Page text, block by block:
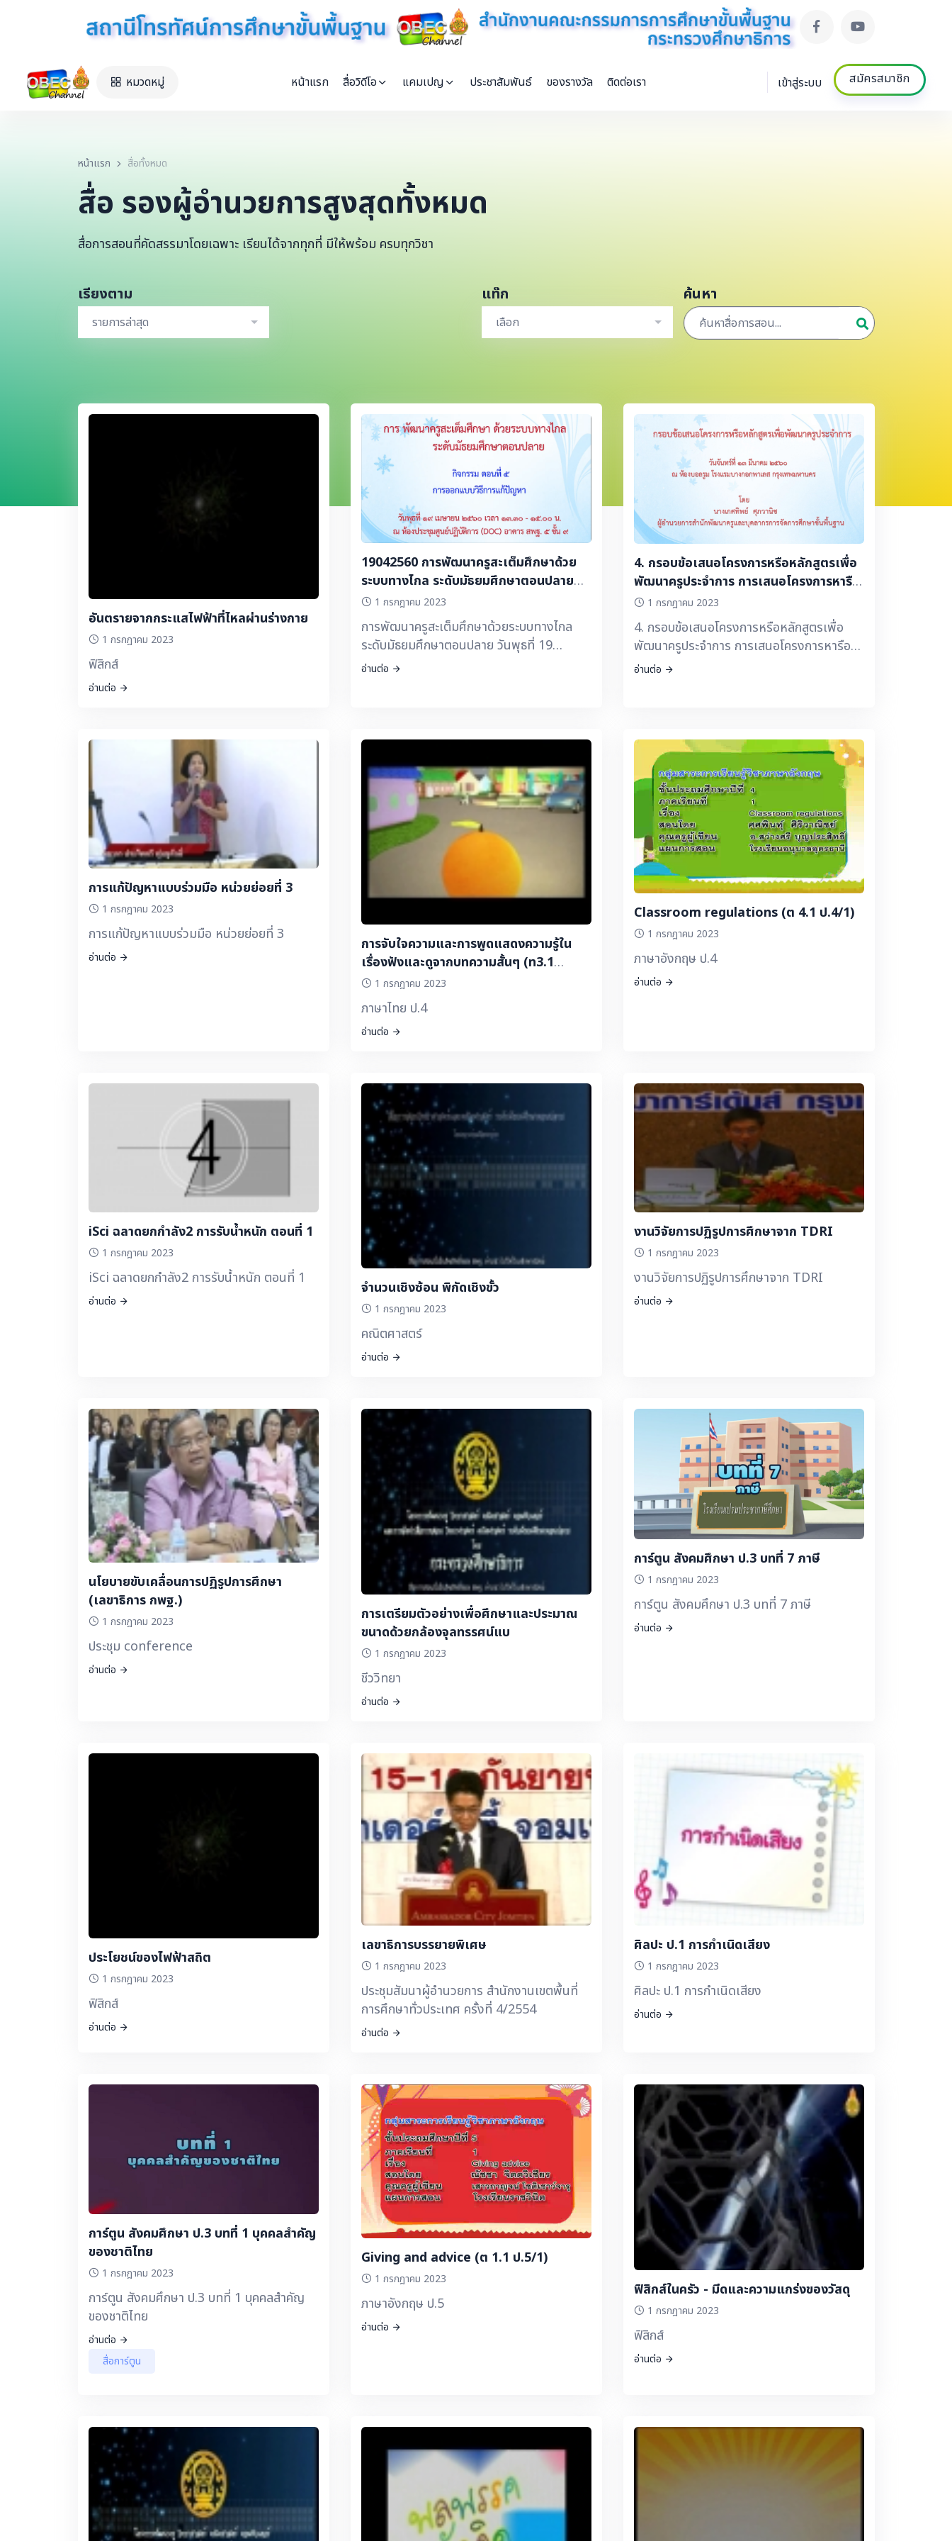
หมวดหมู่ หน้าแรก สื่อวิดีโอ แคมเปญ ประชาสัมพันธ์ ของรางวัล ติดต่อเรา เข้าสู่ระบบ สมัครสมาชิก
หน้าแรก สื่อทั้งหมด
สื่อ รองผู้อำนวยการสูงสุดทั้งหมด
สื่อการสอนที่คัดสรรมาโดยเฉพาะ เรียนได้จากทุกที่ มีให้พร้อม ครบทุกวิชา
เรียงตาม
รายการล่าสุด
แท๊ก
เลือก
ค้นหา
อันตรายจากกระแสไฟฟ้าที่ไหลผ่านร่างกาย
1 กรกฎาคม 2023
ฟิสิกส์
อ่านต่อ
19042560 การพัฒนาครูสะเต็มศึกษาด้วย
ระบบทางไกล ระดับมัธยมศึกษาตอนปลาย
ภาคบ่าย
1 กรกฎาคม 2023
การพัฒนาครูสะเต็มศึกษาด้วยระบบทางไกล
ระดับมัธยมศึกษาตอนปลาย วันพุธที่ 19
เมษายน 2560 09.30 - 10.30 น. ตอนที่ 1 สะ
ตอนที่ 4 การรวบรวมข้อมูลและแนวคิดที่
การออกแบบวิธีการแก้ปัญหา
อ่านต่อ
4. กรอบข้อเสนอโครงการหรือหลักสูตรเพื่อ
พัฒนาครูประจำการ การเสนอโครงการหารือ
หลักสูตรการอบรมเพื่อพัฒนาครูประจำการ
โดย ผอ. สพค
1 กรกฎาคม 2023
4. กรอบข้อเสนอโครงการหรือหลักสูตรเพื่อ
พัฒนาครูประจำการ การเสนอโครงการหารือ
หลักสูตรการอบรมเพื่อพัฒนาครูประจำการ
อ่านต่อ
การแก้ปัญหาแบบร่วมมือ หน่วยย่อยที่ 3
1 กรกฎาคม 2023
การแก้ปัญหาแบบร่วมมือ หน่วยย่อยที่ 3
อ่านต่อ
การจับใจความและการพูดแสดงความรู้ใน
เรื่องฟังและดูจากบทความสั้นๆ (ท3.1
ป.4/2,3,4)
1 กรกฎาคม 2023
ภาษาไทย ป.4
อ่านต่อ
Classroom regulations (ต 4.1 ป.4/1)
1 กรกฎาคม 2023
ภาษาอังกฤษ ป.4
อ่านต่อ
iSci ฉลาดยกกำลัง2 การรับน้ำหนัก ตอนที่ 1
1 กรกฎาคม 2023
iSci ฉลาดยกกำลัง2 การรับน้ำหนัก ตอนที่ 1
อ่านต่อ
จำนวนเชิงซ้อน พิกัดเชิงขั้ว
1 กรกฎาคม 2023
คณิตศาสตร์
อ่านต่อ
งานวิจัยการปฏิรูปการศึกษาจาก TDRI
1 กรกฎาคม 2023
งานวิจัยการปฏิรูปการศึกษาจาก TDRI
อ่านต่อ
นโยบายขับเคลื่อนการปฏิรูปการศึกษา
(เลขาธิการ กพฐ.)
1 กรกฎาคม 2023
ประชุม conference
อ่านต่อ
การเตรียมตัวอย่างเพื่อศึกษาและประมาณ
ขนาดด้วยกล้องจุลทรรศน์แบ
1 กรกฎาคม 2023
ชีววิทยา
อ่านต่อ
การ์ตูน สังคมศึกษา ป.3 บทที่ 7 ภาษี
1 กรกฎาคม 2023
การ์ตูน สังคมศึกษา ป.3 บทที่ 7 ภาษี
อ่านต่อ
ประโยชน์ของไฟฟ้าสถิต
1 กรกฎาคม 2023
ฟิสิกส์
อ่านต่อ
เลขาธิการบรรยายพิเศษ
1 กรกฎาคม 2023
ประชุมสัมนาผู้อำนวยการ สำนักงานเขตพื้นที่
การศึกษาทั่วประเทศ ครั้งที่ 4/2554
อ่านต่อ
ศิลปะ ป.1 การกำเนิดเสียง
1 กรกฎาคม 2023
ศิลปะ ป.1 การกำเนิดเสียง
อ่านต่อ
การ์ตูน สังคมศึกษา ป.3 บทที่ 1 บุคคลสำคัญ
ของชาติไทย
1 กรกฎาคม 2023
การ์ตูน สังคมศึกษา ป.3 บทที่ 1 บุคคลสำคัญ
ของชาติไทย
อ่านต่อ
สื่อการ์ตูน
Giving and advice (ต 1.1 ป.5/1)
1 กรกฎาคม 2023
ภาษาอังกฤษ ป.5
อ่านต่อ
ฟิสิกส์ในครัว - มีดและความแกร่งของวัสดุ
1 กรกฎาคม 2023
ฟิสิกส์
อ่านต่อ